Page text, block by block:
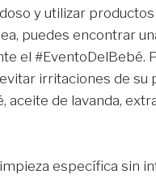
y utilizar
puedes encontrar
el #EventoDelBebé.
irritaciones de su
de lavanda,
específica sin